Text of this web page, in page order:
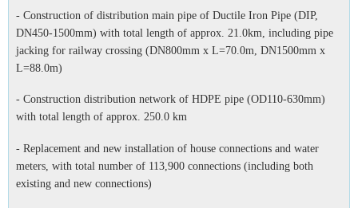
- Construction of distribution main pipe of Ductile Iron Pipe (DIP,
DN450-1500mm) with total length of approx. 21.0km, including pipe
jacking for railway crossing (DN800mm x L=70.0m, DN1500mm x
L=88.0m)
- Construction distribution network of HDPE pipe (OD110-630mm)
with total length of approx. 250.0 km
- Replacement and new installation of house connections and water
meters, with total number of 113,900 connections (including both
existing and new connections)